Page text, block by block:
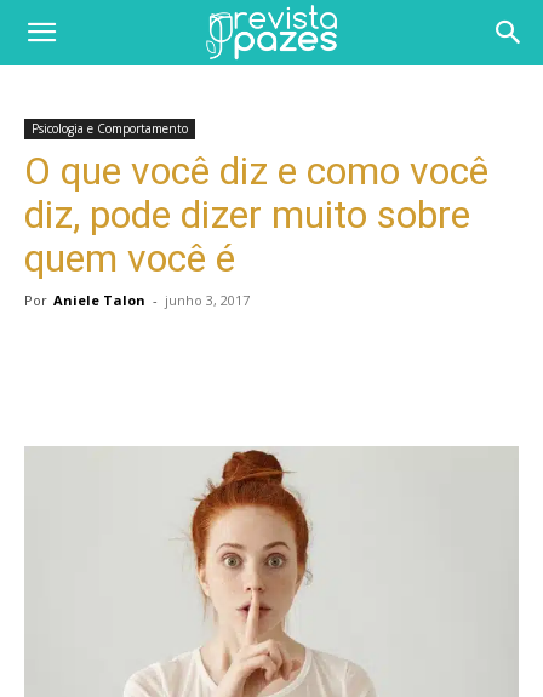
Psicologia e Comportamento
O que você diz e como você
diz, pode dizer muito sobre
quem você é
Por Aniele Talon - junho 3, 2017